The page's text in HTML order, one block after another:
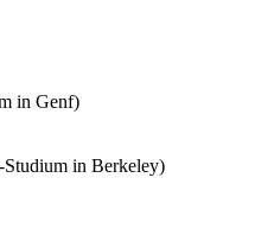
in Genf)
Studium in Berkeley)